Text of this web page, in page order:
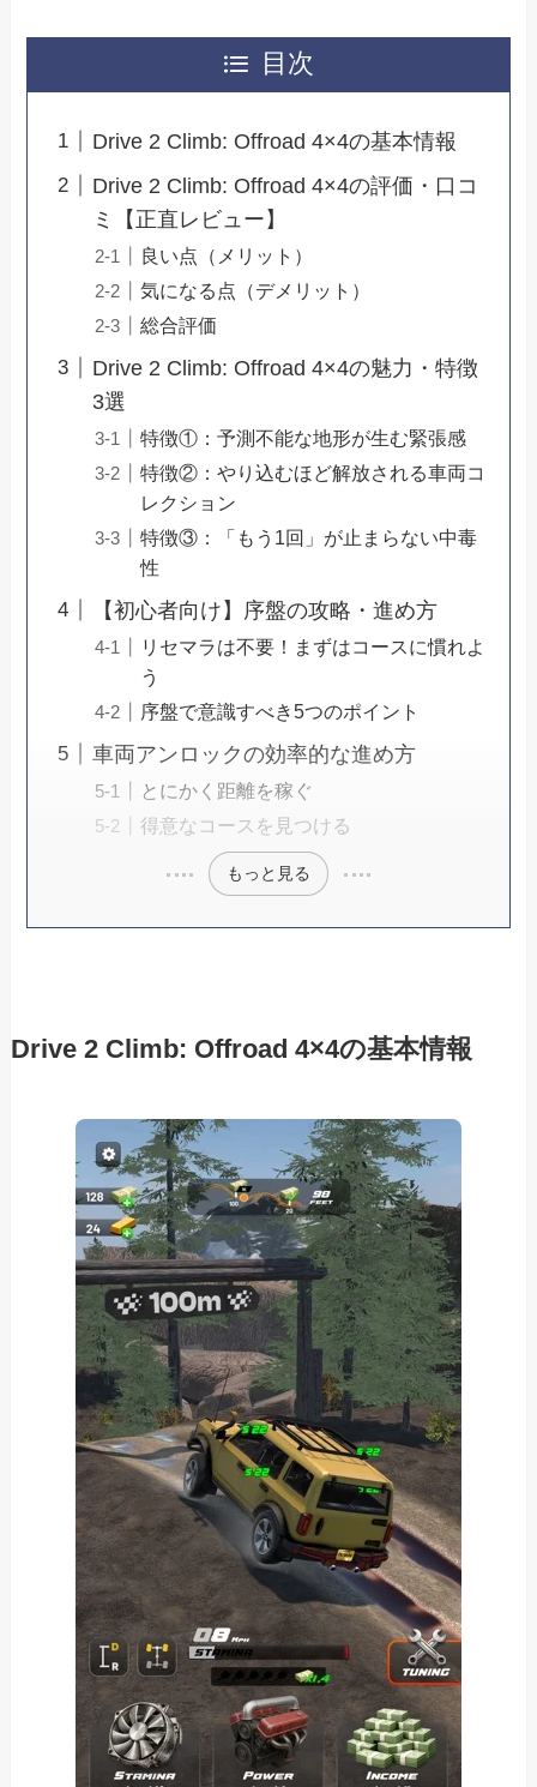
目次
Drive 2 Climb: Offroad 4×4の基本情報
Drive 2 Climb: Offroad 4×4の評価・口コ
ミ【正直レビュー】
良い点（メリット）
気になる点（デメリット）
総合評価
Drive 2 Climb: Offroad 4×4の魅力・特徴
3選
特徴①：予測不能な地形が生む緊張感
特徴②：やり込むほど解放される車両コ
レクション
特徴③：「もう1回」が止まらない中毒
性
【初心者向け】序盤の攻略・進め方
リセマラは不要！まずはコースに慣れよ
う
序盤で意識すべき5つのポイント
車両アンロックの効率的な進め方
とにかく距離を稼ぐ
得意なコースを見つける
もっと見る
Drive 2 Climb: Offroad 4×4の基本情報